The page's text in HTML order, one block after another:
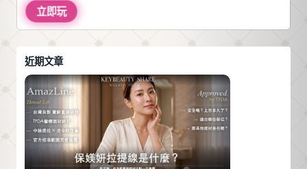
立即玩
近期文章